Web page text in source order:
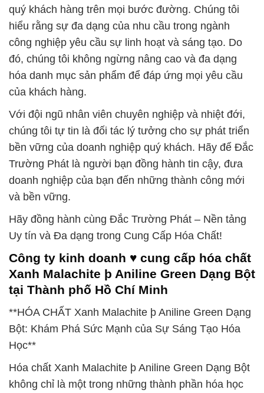
quý khách hàng trên mọi bước đường. Chúng tôi
hiểu rằng sự đa dạng của nhu cầu trong ngành
công nghiệp yêu cầu sự linh hoạt và sáng tạo. Do
đó, chúng tôi không ngừng nâng cao và đa dạng
hóa danh mục sản phẩm để đáp ứng mọi yêu cầu
của khách hàng.
Với đội ngũ nhân viên chuyên nghiệp và nhiệt đới,
chúng tôi tự tin là đối tác lý tưởng cho sự phát triển
bền vững của doanh nghiệp quý khách. Hãy để Đắc
Trường Phát là người bạn đồng hành tin cậy, đưa
doanh nghiệp của bạn đến những thành công mới
và bền vững.
Hãy đồng hành cùng Đắc Trường Phát – Nền tảng
Uy tín và Đa dạng trong Cung Cấp Hóa Chất!
Công ty kinh doanh ♥ cung cấp hóa chất
Xanh Malachite þ Aniline Green Dạng Bột
tại Thành phố Hồ Chí Minh
**HÓA CHẤT Xanh Malachite þ Aniline Green Dạng
Bột: Khám Phá Sức Mạnh của Sự Sáng Tạo Hóa
Học**
Hóa chất Xanh Malachite þ Aniline Green Dạng Bột
không chỉ là một trong những thành phần hóa học